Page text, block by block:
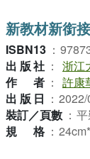
新教材新銜
ISBN13 ：
出版社 ： 浙江
作者 ： 許康
出版日 ：
裝訂／頁數 ：
規格 ：